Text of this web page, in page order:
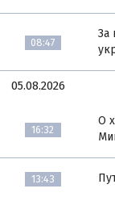
08:47
За
05.08.2026
16:32
О
13:43